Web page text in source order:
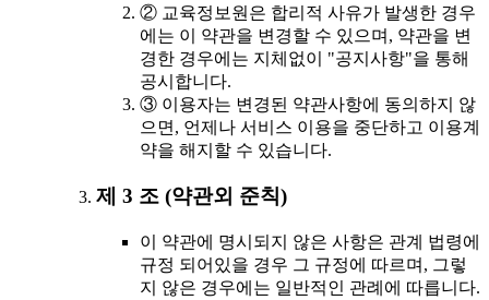
② 교육정보원은 합리적 사유가 발생한 경우
에는 이 약관을 변경할 수 있으며, 약관을 변
경한 경우에는 지체없이 "공지사항"을 통해
공시합니다.
③ 이용자는 변경된 약관사항에 동의하지 않
으면, 언제나 서비스 이용을 중단하고 이용계
약을 해지할 수 있습니다.
제 3 조 (약관외 준칙)
이 약관에 명시되지 않은 사항은 관계 법령에
규정 되어있을 경우 그 규정에 따르며, 그렇
지 않은 경우에는 일반적인 관례에 따릅니다.